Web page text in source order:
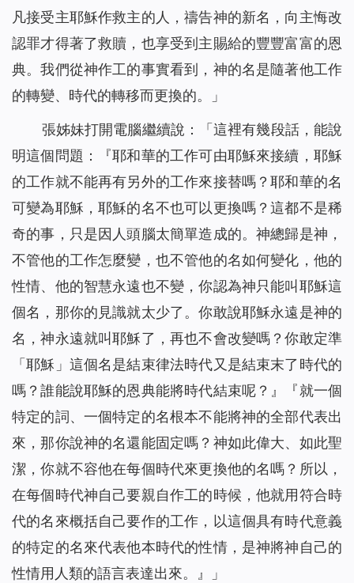
凡接受主耶穌作救主的人，禱告神的新名，向主悔改
認罪才得著了救贖，也享受到主賜給的豐豐富富的恩
典。我們從神作工的事實看到，神的名是隨著他工作
的轉變、時代的轉移而更換的。」
張姊妹打開電腦繼續說：「這裡有幾段話，能說
明這個問題：『耶和華的工作可由耶穌來接續，耶穌
的工作就不能再有另外的工作來接替嗎？耶和華的名
可變為耶穌，耶穌的名不也可以更換嗎？這都不是稀
奇的事，只是因人頭腦太簡單造成的。神總歸是神，
不管他的工作怎麼變，也不管他的名如何變化，他的
性情、他的智慧永遠也不變，你認為神只能叫耶穌這
個名，那你的見識就太少了。你敢說耶穌永遠是神的
名，神永遠就叫耶穌了，再也不會改變嗎？你敢定準
「耶穌」這個名是結束律法時代又是結束末了時代的
嗎？誰能說耶穌的恩典能將時代結束呢？』『就一個
特定的詞、一個特定的名根本不能將神的全部代表出
來，那你說神的名還能固定嗎？神如此偉大、如此聖
潔，你就不容他在每個時代來更換他的名嗎？所以，
在每個時代神自己要親自作工的時候，他就用符合時
代的名來概括自己要作的工作，以這個具有時代意義
的特定的名來代表他本時代的性情，是神將神自己的
性情用人類的語言表達出來。』」